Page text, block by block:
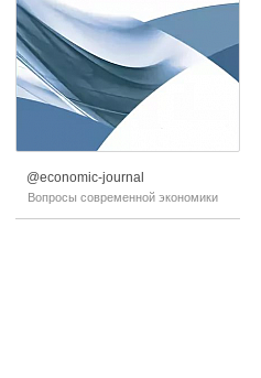
@economic-journal
Вопросы современной экономики